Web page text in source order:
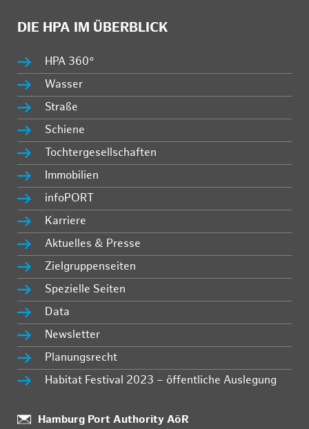
DIE HPA IM ÜBERBLICK
HPA 360°
Wasser
Straße
Schiene
Tochtergesellschaften
Immobilien
infoPORT
Karriere
Aktuelles & Presse
Zielgruppenseiten
Spezielle Seiten
Data
Newsletter
Planungsrecht
Habitat Festival 2023 – öffentliche Auslegung
Standort:
Hamburg Port Authority AöR